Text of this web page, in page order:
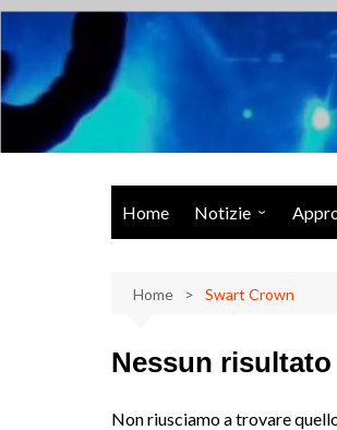
Salta
contenuto
Musica Rock, Metal, Punk e varie sonorità
Home Notizie
Eventi
Libri
Home Swart Crown
Nessun risultato
Non riusciamo a trovare